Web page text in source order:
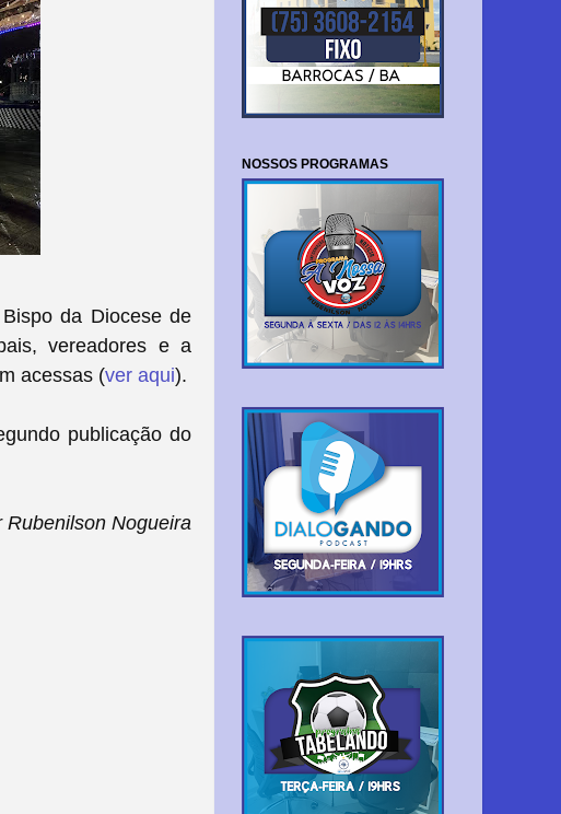
Bispo da Diocese de
vereadores e a
acessas (ver aqui).
publicação do
Rubenilson Nogueira
NOSSOS PROGRAMAS